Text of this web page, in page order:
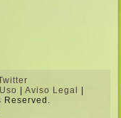
| Aviso Legal |